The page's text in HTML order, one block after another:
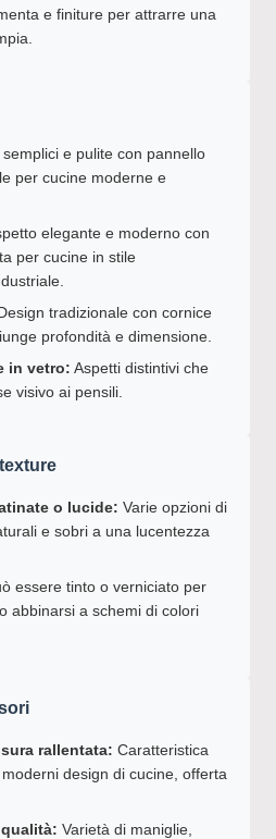
e finiture per attrarre una
semplici e pulite con pannello
per cucine moderne e
elegante e moderno con
per cucine in stile
tradizionale con cornice
profondità e dimensione.
in vetro: Aspetti distintivi che
visivo ai pensili.
o lucide: Varie opzioni di
e sobri a una lucentezza
essere tinto o verniciato per
abbinarsi a schemi di colori
rallentata: Caratteristica
design di cucine, offerta
Varietà di maniglie,